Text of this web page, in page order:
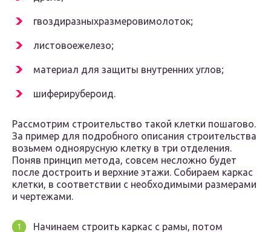
гвоздиразныхразмеровимолоток;
листовоежелезо;
материал для защиты внутренних углов;
шиферирубероид.
Рассмотрим строительство такой клетки пошагово.
За пример для подробного описания строительства
возьмем одноярусную клетку в три отделения.
Поняв принцип метода, совсем несложно будет
после достроить и верхние этажи. Собираем каркас
клетки, в соответствии с необходимыми размерами
и чертежами.
Начинаем строить каркас с рамы, потом